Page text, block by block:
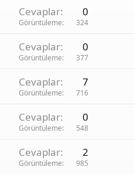
Cevaplar 0
Görüntüleme 324
Cevaplar 0
Görüntüleme 377
Cevaplar 7
Görüntüleme 716
Cevaplar 0
Görüntüleme 548
Cevaplar 2
Görüntüleme 985